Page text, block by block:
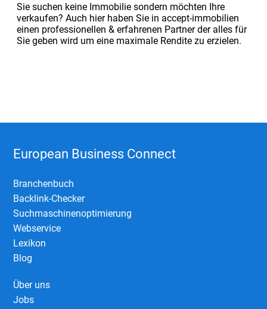
Sie suchen keine Immobilie sondern möchten Ihre
verkaufen? Auch hier haben Sie in accept-immobilien
einen professionellen & erfahrenen Partner der alles für
Sie geben wird um eine maximale Rendite zu erzielen.
European Business Connect
Branchenbuch
Backlink-Checker
Suchmaschinenoptimierung
Webservice
Lexikon
Blog
Über uns
Jobs